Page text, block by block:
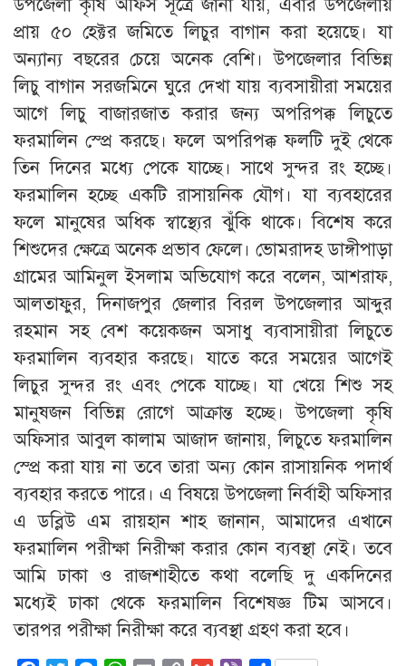
উপজেলা কৃষি অফিস সূত্রে জানা যায়, এবার উপজেলায়
প্রায় ৫০ হেক্টর জমিতে লিচুর বাগান করা হয়েছে। যা
অন্যান্য বছরের চেয়ে অনেক বেশি। উপজেলার বিভিন্ন
লিচু বাগান সরজমিনে ঘুরে দেখা যায় ব্যবসায়ীরা সময়ের
আগে লিচু বাজারজাত করার জন্য অপরিপক্ক লিচুতে
ফরমালিন স্প্রে করছে। ফলে অপরিপক্ক ফলটি দুই থেকে
তিন দিনের মধ্যে পেকে যাচ্ছে। সাথে সুন্দর রং হচ্ছে।
ফরমালিন হচ্ছে একটি রাসায়নিক যৌগ। যা ব্যবহারের
ফলে মানুষের অধিক স্বাস্থ্যের ঝুঁকি থাকে। বিশেষ করে
শিশুদের ক্ষেত্রে অনেক প্রভাব ফেলে। ভোমরাদহ ডাঙ্গীপাড়া
গ্রামের আমিনুল ইসলাম অভিযোগ করে বলেন, আশরাফ,
আলতাফুর, দিনাজপুর জেলার বিরল উপজেলার আব্দুর
রহমান সহ বেশ কয়েকজন অসাধু ব্যবাসায়ীরা লিচুতে
ফরমালিন ব্যবহার করছে। যাতে করে সময়ের আগেই
লিচুর সুন্দর রং এবং পেকে যাচ্ছে। যা খেয়ে শিশু সহ
মানুষজন বিভিন্ন রোগে আক্রান্ত হচ্ছে। উপজেলা কৃষি
অফিসার আবুল কালাম আজাদ জানায়, লিচুতে ফরমালিন
স্প্রে করা যায় না তবে তারা অন্য কোন রাসায়নিক পদার্থ
ব্যবহার করতে পারে। এ বিষয়ে উপজেলা নির্বাহী অফিসার
এ ডব্লিউ এম রায়হান শাহ জানান, আমাদের এখানে
ফরমালিন পরীক্ষা নিরীক্ষা করার কোন ব্যবস্থা নেই। তবে
আমি ঢাকা ও রাজশাহীতে কথা বলেছি দু একদিনের
মধ্যেই ঢাকা থেকে ফরমালিন বিশেষজ্ঞ টিম আসবে।
তারপর পরীক্ষা নিরীক্ষা করে ব্যবস্থা গ্রহণ করা হবে।